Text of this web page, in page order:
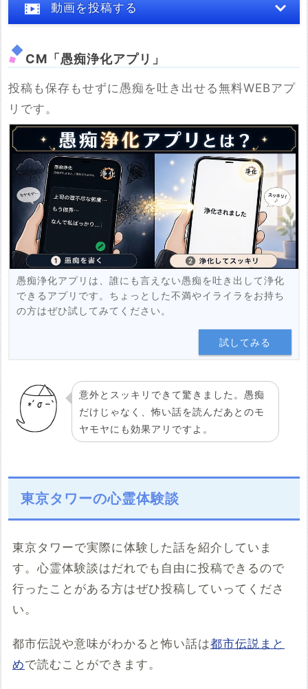
動画を投稿する
※YouTubeのURL
例：https://www.youtube.com/watch?v=***********
例：https://youtu.be/***********
投稿する
CM「愚痴浄化アプリ」
投稿も保存もせずに愚痴を吐き出せる無料WEBアプ
リです。
愚痴浄化アプリは、誰にも言えない愚痴を吐き出して浄化
できるアプリです。ちょっとした不満やイライラをお持ち
の方はぜひ試してみてください。
試してみる
意外とスッキリできて驚きました。愚痴
だけじゃなく、怖い話を読んだあとのモ
ヤモヤにも効果アリですよ。
東京タワーの心霊体験談
東京タワーで実際に体験した話を紹介していま
す。心霊体験談はだれでも自由に投稿できるので
行ったことがある方はぜひ投稿していってくださ
い。
都市伝説や意味がわかると怖い話は都市伝説まと
めで読むことができます。